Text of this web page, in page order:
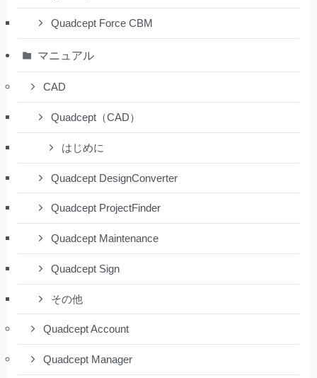
Quadcept Force CBM
マニュアル
CAD
Quadcept（CAD）
はじめに
Quadcept DesignConverter
Quadcept ProjectFinder
Quadcept Maintenance
Quadcept Sign
その他
Quadcept Account
Quadcept Manager